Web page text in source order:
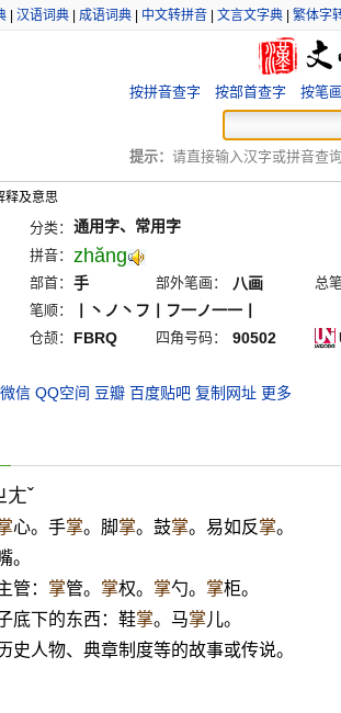
| 汉语词典| 成语词典| 中文转拼音| 文言文字典| 繁体字
按拼音查字 按部首查字 按笔
提示： 请直接输入汉字或拼音查询
及意思
分类： 通用字、常用字
拼音： zhăng
部首： 手 部外笔画： 八画 总
笔顺： 丨丶ノ丶フ丨フ一ノ一一丨
仓颉： FBRQ 四角号码： 90502
微信 QQ空间 豆瓣 百度贴吧 复制网址 更多
ㄤˇ
心。手掌。脚掌。鼓掌。易如反掌。
。
管： 掌管。 掌权。 掌勺。 掌柜。
底下的东西：鞋掌。马掌儿。
史人物、典章制度等的故事或传说。